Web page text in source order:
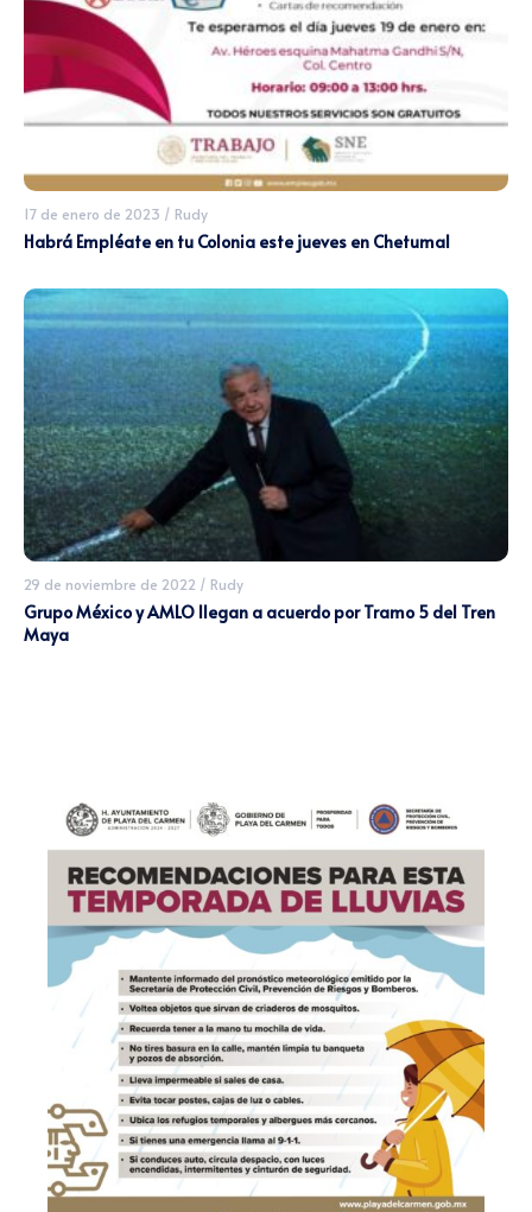
17 de enero de 2023 / Rudy
Habrá Empléate en tu Colonia este jueves en Chetumal
29 de noviembre de 2022 / Rudy
Grupo México y AMLO llegan a acuerdo por Tramo 5 del Tren
Maya